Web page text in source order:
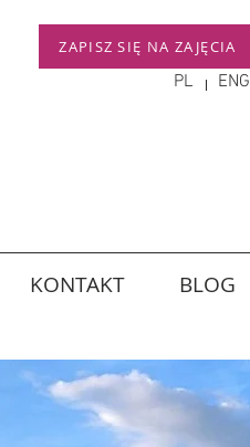
ZAPISZ SIĘ NA ZAJĘCIA
PL ENG
KONTAKT BLOG